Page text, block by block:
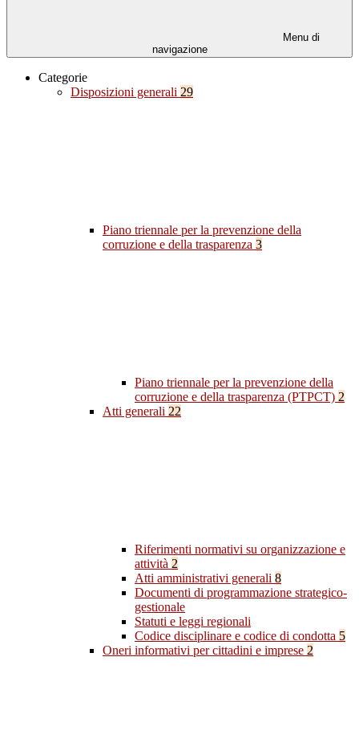
Menu di
navigazione
Categorie
Disposizioni generali 29
Piano triennale per la prevenzione della
corruzione e della trasparenza 3
Piano triennale per la prevenzione della
corruzione e della trasparenza (PTPCT) 2
Atti generali 22
Riferimenti normativi su organizzazione e
attività 2
Atti amministrativi generali 8
Documenti di programmazione strategico-
gestionale
Statuti e leggi regionali
Codice disciplinare e codice di condotta 5
Oneri informativi per cittadini e imprese 2